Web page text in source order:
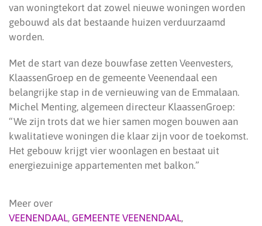
van woningtekort dat zowel nieuwe woningen worden
gebouwd als dat bestaande huizen verduurzaamd
worden.
Met de start van deze bouwfase zetten Veenvesters,
KlaassenGroep en de gemeente Veenendaal een
belangrijke stap in de vernieuwing van de Emmalaan.
Michel Menting, algemeen directeur KlaassenGroep:
“We zijn trots dat we hier samen mogen bouwen aan
kwalitatieve woningen die klaar zijn voor de toekomst.
Het gebouw krijgt vier woonlagen en bestaat uit
energiezuinige appartementen met balkon.”
Meer over
VEENENDAAL, GEMEENTE VEENENDAAL,